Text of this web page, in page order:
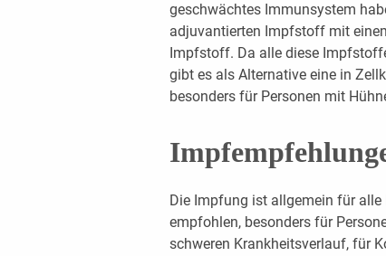
geschwächtes Immunsystem
adjuvantierten Impfstoff mit
Impfstoff. Da alle diese
gibt es als Alternative eine in
besonders für Personen mit
Die Impfung ist allgemein für
empfohlen, besonders für
schweren Krankheitsverlauf, für